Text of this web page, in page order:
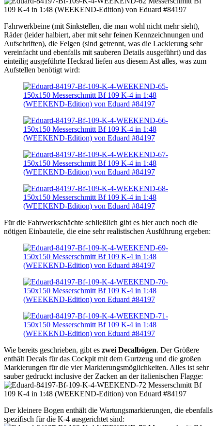
Fahrwerkbeine (mit Sinkstellen, die man wohl nicht mehr sieht),
Räder (leider halbiert, aber mit sehr feinen Kennzeichnungen und
Aufschriften), die Felgen (sind getrennt, was die Lackierung sehr
vereinfacht und ebenfalls mit sauberen Details ausgeführt) und das
einteilig ausgeführte Heckrad liefen aus diesem Ast alles, was zum
Aufstellen benötigt wird:
Für die Fahrwerkschächte schließlich gibt es hier auch noch die
nötigen Einbauteile, die eine sehr realistischen Ausführung ergeben:
Wie bereits geschrieben, gibt es zwei Decalbögen. Der Größere
enthält Decals für das Cockpit mit dem Gurtzeug und die großen
Markierungen für die vier Markierungsmöglichkeiten. Alles ist sehr
sauber gedruckt inclusive der Zacken an der italienischen Flagge:
Der kleinere Bogen enthält die Wartungsmarkierungen, die ebenfalls
spezifisch für die K-4 ausgerichtet sind: